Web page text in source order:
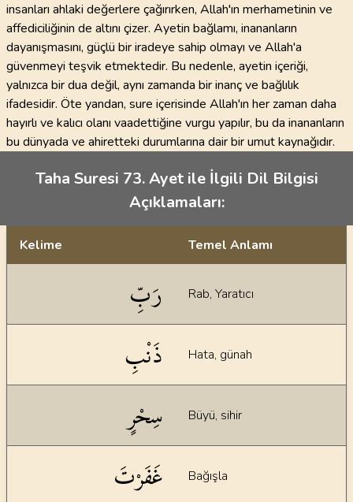
insanları ahlaki değerlere çağırırken, Allah'ın merhametinin ve
affediciliğinin de altını çizer. Ayetin bağlamı, inananların
dayanışmasını, güçlü bir iradeye sahip olmayı ve Allah'a
güvenmeyi teşvik etmektedir. Bu nedenle, ayetin içeriği,
yalnızca bir dua değil, aynı zamanda bir inanç ve bağlılık
ifadesidir. Öte yandan, sure içerisinde Allah'ın her zaman daha
hayırlı ve kalıcı olanı vaadettiğine vurgu yapılır, bu da inananların
bu dünyada ve ahiretteki durumlarına dair bir umut kaynağıdır.
Taha Suresi 73. Ayet ile İlgili Dil Bilgisi
Açıklamaları:
Kelime Temel Anlamı
رَبِّ Rab, Yaratıcı
ذَنْبِ Hata, günah
سِحْرٍ Büyü, sihir
غَفَرْتَ Bağışla